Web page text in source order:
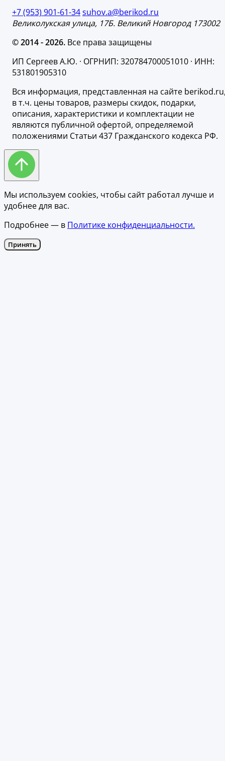
+7 (953) 901-61-34suhov.a@berikod.ru
Великолукская улица, 17Б. Великий Новгород 173002
© 2014 - 2026. Все права защищены
ИП Сергеев А.Ю. · ОГРНИП: 320784700051010 · ИНН:
531801905310
Вся информация, представленная на сайте
в т.ч. цены товаров, размеры скидок, подарки,
описания, характеристики и комплектации не
являются публичной офертой, определяемой
положениями Статьи 437 Гражданского кодекса РФ.
Мы используем cookies, чтобы сайт работал лучше и
удобнее для вас.
Подробнее — в Политике конфиденциальности.
Принять